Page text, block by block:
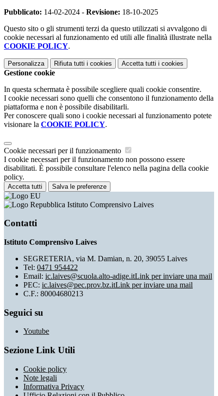
Pubblicato: 14-02-2024 - Revisione: 18-10-2025
Questo sito o gli strumenti terzi da questo utilizzati si avvalgono di
cookie necessari al funzionamento ed utili alle finalità illustrate nella
COOKIE POLICY.
Personalizza Rifiuta tutti i cookies Accetta tutti i cookies
Gestione cookie
In questa schermata è possibile scegliere quali cookie consentire.
I cookie necessari sono quelli che consentono il funzionamento della
piattaforma e non è possibile disabilitarli.
Per conoscere quali sono i cookie necessari al funzionamento potete
visionare la COOKIE POLICY.
Cookie necessari per il funzionamento
I cookie necessari per il funzionamento non possono essere
disabilitati. È possibile consultare l'elenco nella pagina della cookie
policy.
Accetta tutti Salva le preferenze
Istituto Comprensivo Laives
Contatti
Istituto Comprensivo Laives
SEGRETERIA, via M. Damian, n. 20, 39055 Laives
Tel: 0471 954422
Email: ic.laives@scuola.alto-adige.itLink per inviare una mail
PEC: ic.laives@pec.prov.bz.itLink per inviare una mail
C.F.: 80004680213
Seguici su
Youtube
Sezione Link Utili
Cookie policy
Note legali
Informativa Privacy